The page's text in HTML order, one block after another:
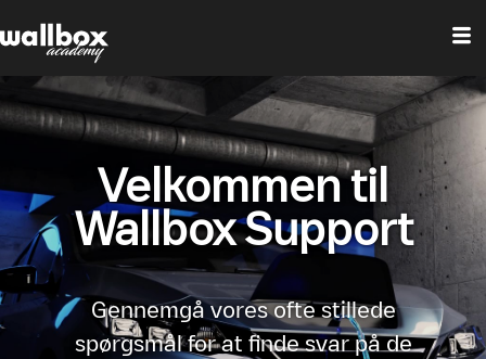
Velkommen til
Wallbox Support
Gennemgå vores ofte stillede
spørgsmål for at finde svar på de